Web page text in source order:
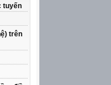
tuyến
trên